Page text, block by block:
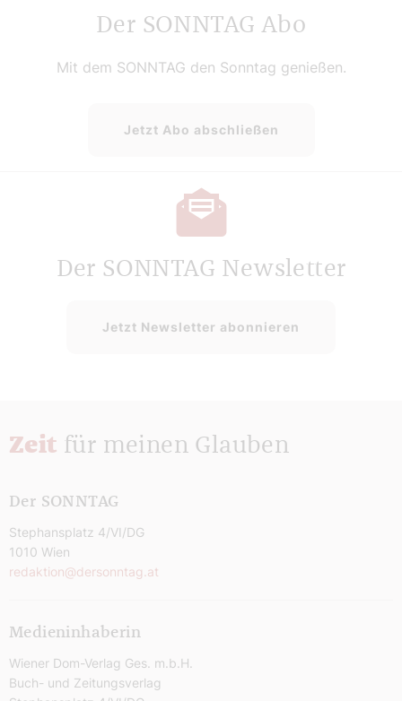
Der SONNTAG Abo
Mit dem SONNTAG den Sonntag genießen.
Jetzt Abo abschließen
Der SONNTAG Newsletter
Jetzt Newsletter abonnieren
Zeit für meinen Glauben
Der SONNTAG
Stephansplatz 4/VI/DG
1010 Wien
redaktion@dersonntag.at
Medieninhaberin
Wiener Dom-Verlag Ges. m.b.H.
Buch- und Zeitungsverlag